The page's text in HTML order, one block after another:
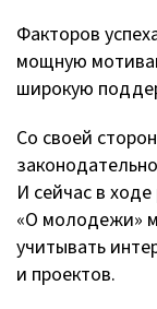
Факторов
мощную
широкую
Со своей
И сейчас в
«О молодежи»
учитывать
и проектов.